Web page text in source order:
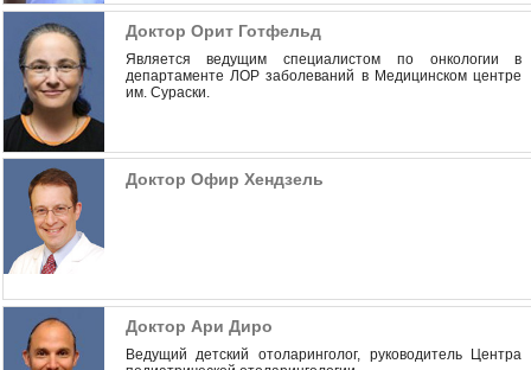
Доктор Орит Готфельд
Является ведущим специалистом по онкологии в
департаменте ЛОР заболеваний в Медицинском центре
им. Сураски.
Доктор Офир Хендзель
Доктор Ари Диро
Ведущий детский отоларинголог, руководитель Центра